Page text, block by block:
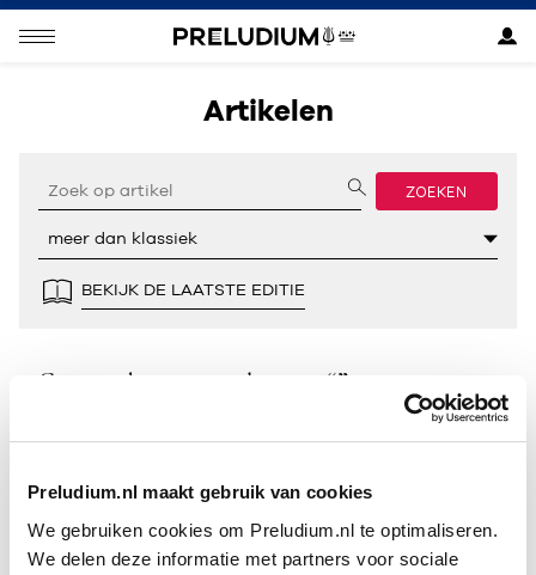
Preludium.nl maakt gebruik van cookies
We gebruiken cookies om Preludium.nl te optimaliseren.
We delen deze informatie met partners voor sociale
Artikelen
ZOEKEN
BEKIJK DE LAATSTE EDITIE
Geen resultaten gevonden voor “”.